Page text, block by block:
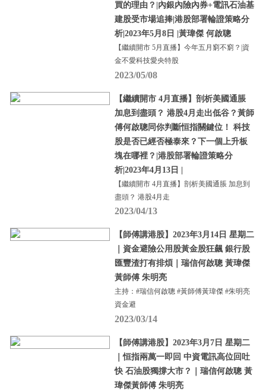
買的理由？|內銀內險內券+電訊石油基
建股受市場追捧|港股部署輪證策略分
析|2023年5月8日 |黃瑋傑 何啟聰
【繼續開市 5月直播】今年五月窮不窮？|資
金不愛科技愛央特股
2023/05/08
【繼續開市 4月直播】剖析美國通脹
加息到盡頭？ 港股4月走出低谷？黃師
傅何啟聰同你判斷恒指關鍵位！ 科技
股是否已經否極泰來？下一個上升板
塊在哪裡？|港股部署輪證策略分
析|2023年4月13日 |
【繼續開市 4月直播】剖析美國通脹 加息到
盡頭？ 港股4月走
2023/04/13
【師傅講港股】2023年3月14日 星期二
｜資金避險公用股黃金股狂飆 銀行股
匯豐渣打有排煩｜瑞信何啟聰 黃瑋傑
黃師傅 朱明亮
主持：#瑞信何啟聰 #黃師傅黃瑋傑 #朱明亮
資金避
2023/03/14
【師傅講港股】2023年3月7日 星期二
｜恒指兩萬一即回 中資電訊高位回吐
快 石油股獨撐大市？｜瑞信何啟聰 黃
瑋傑黃師傅 朱明亮